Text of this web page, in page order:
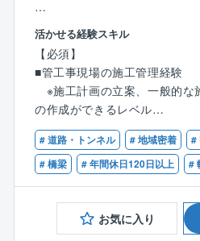
一般社員：月30万円～／年収約
主任：月35万円～／年収約560
係長：月40万円～／年収約650
課長代理：月45万円～／年収
課長：月55万円～／年収約
※資格手当別
〈同社について〉
・日商エステムは自社ブラン
工・販売を行う全国展開のデベ
る、創業30年を迎えた不動産
阪、京都、兵庫、名古屋、東
【具体的には】
・工程、品質、出来高管理
・作業員などの安全管理
・各種提出書類の作成 など
※現場へは基本的に直行直帰で
■職務の魅力：
・同社は、新保健所建設空調
防本部空調設備工事(津島)、新
(一宮)を手がけるなど、大手
の協力会社から頼られています
・地元案件が中心のため、家
活かせる経験スキル
【必須】
■管工事現場の施工管理経験
※施工計画の立案、一般的な
の作成ができるレベル
■管工事施工管理技士二級また
方
■普通自動車免許（AT限定可）
# 道路・トンネル # 地域密着
#
# 橋梁
# 年間休日120日以上 #
お気に入り